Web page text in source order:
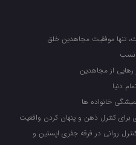
تنها موفقیت مجاهدین خلق
نسب
از مجاهدین
دنیا
خانواده ها
برای کنترل ذهن و پنهان کردن واقعیت
روانی در فرقه جفری اپستین و